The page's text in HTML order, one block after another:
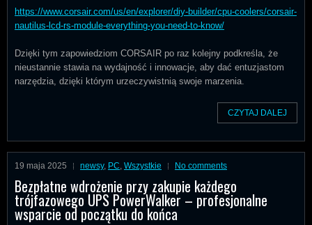
https://www.corsair.com/us/en/explorer/diy-builder/cpu-coolers/corsair-
nautilus-lcd-rs-module-everything-you-need-to-know/
Dzięki tym zapowiedziom CORSAIR po raz kolejny podkreśla, że
nieustannie stawia na wydajność i innowacje, aby dać entuzjastom
narzędzia, dzięki którym urzeczywistnią swoje marzenia.
CZYTAJ DALEJ
19 maja 2025 newsy, PC Wszystkie No comments
Bezpłatne wdrożenie przy zakupie każdego
trójfazowego UPS PowerWalker – profesjonalne
wsparcie od początku do końca